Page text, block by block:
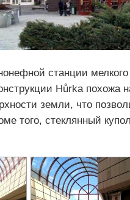
станции
Hůrka
земли, что
того, стеклянный